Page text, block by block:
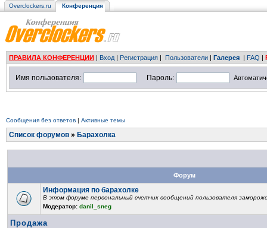
Overclockers.ru Конференция
ПРАВИЛА КОНФЕРЕНЦИИ | Вход | Регистрация | Пользователи | Галерея | FAQ |
Имя пользователя: Пароль:
Сообщения без ответов | Активные темы
Список форумов » Барахолка
Форум
Информация по барахолке
В этом форуме персональный счетчик сообщений пользователя
Модератор: danil_sneg
Продажа